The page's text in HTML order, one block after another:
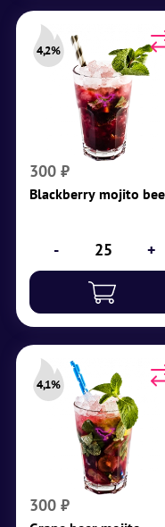
4,2%
300 ₽
Blackberry mojito
- +
Blackberry mojito
Крепость
Светлое
ежевичный
ежевика,
4,1%
300 ₽
Grape beer
Крепость
Светлое
вишневый
содовая, лайм,